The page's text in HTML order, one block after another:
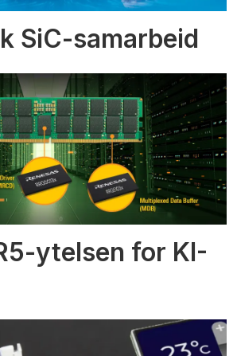
SiC-samarbeid
ytelsen for KI-